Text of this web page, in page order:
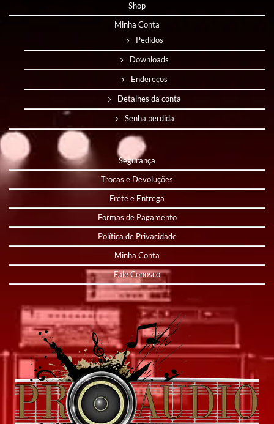
Shop
Minha Conta
Pedidos
Downloads
Endereços
Detalhes da conta
Senha perdida
Segurança
Trocas e Devoluções
Frete e Entrega
Formas de Pagamento
Política de Privacidade
Minha Conta
Fale Conosco